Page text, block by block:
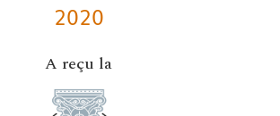
2020
A reçu la